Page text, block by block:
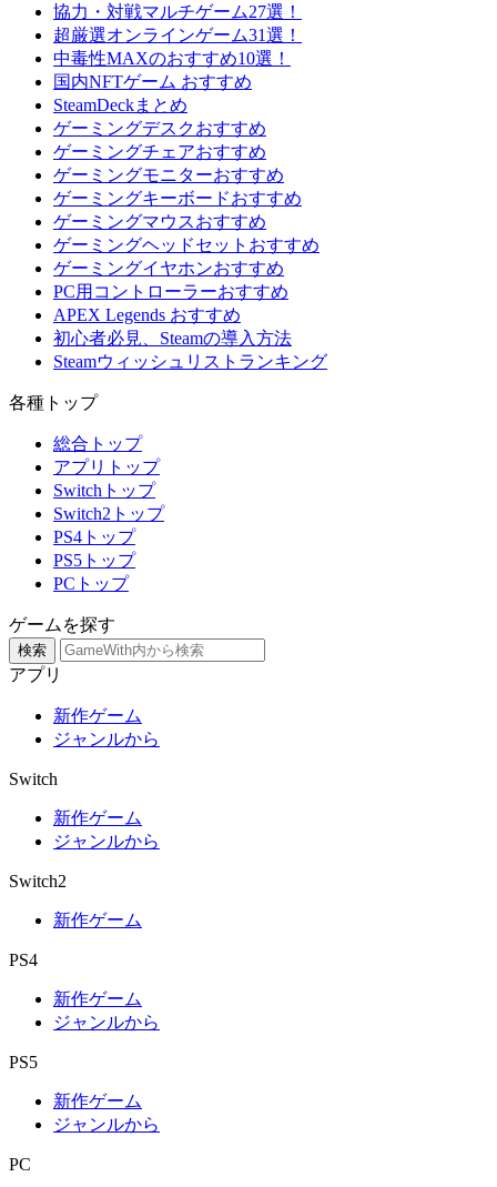
協力・対戦マルチゲーム27選！
超厳選オンラインゲーム31選！
中毒性MAXのおすすめ10選！
国内NFTゲーム おすすめ
SteamDeckまとめ
ゲーミングデスクおすすめ
ゲーミングチェアおすすめ
ゲーミングモニターおすすめ
ゲーミングキーボードおすすめ
ゲーミングマウスおすすめ
ゲーミングヘッドセットおすすめ
ゲーミングイヤホンおすすめ
PC用コントローラーおすすめ
APEX Legends おすすめ
初心者必見、Steamの導入方法
Steamウィッシュリストランキング
各種トップ
総合トップ
アプリトップ
Switchトップ
Switch2トップ
PS4トップ
PS5トップ
PCトップ
ゲームを探す
検索
アプリ
新作ゲーム
ジャンルから
Switch
新作ゲーム
ジャンルから
Switch2
新作ゲーム
PS4
新作ゲーム
ジャンルから
PS5
新作ゲーム
ジャンルから
PC